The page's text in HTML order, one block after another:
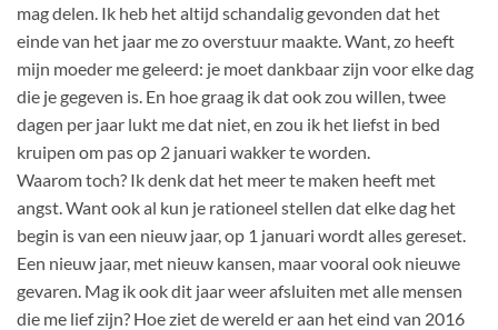
mag delen. Ik heb het altijd schandalig gevonden dat het
einde van het jaar me zo overstuur maakte. Want, zo heeft
mijn moeder me geleerd: je moet dankbaar zijn voor elke dag
die je gegeven is. En hoe graag ik dat ook zou willen, twee
dagen per jaar lukt me dat niet, en zou ik het liefst in bed
kruipen om pas op 2 januari wakker te worden.
Waarom toch? Ik denk dat het meer te maken heeft met
angst. Want ook al kun je rationeel stellen dat elke dag het
begin is van een nieuw jaar, op 1 januari wordt alles gereset.
Een nieuw jaar, met nieuw kansen, maar vooral ook nieuwe
gevaren. Mag ik ook dit jaar weer afsluiten met alle mensen
die me lief zijn? Hoe ziet de wereld er aan het eind van 2016